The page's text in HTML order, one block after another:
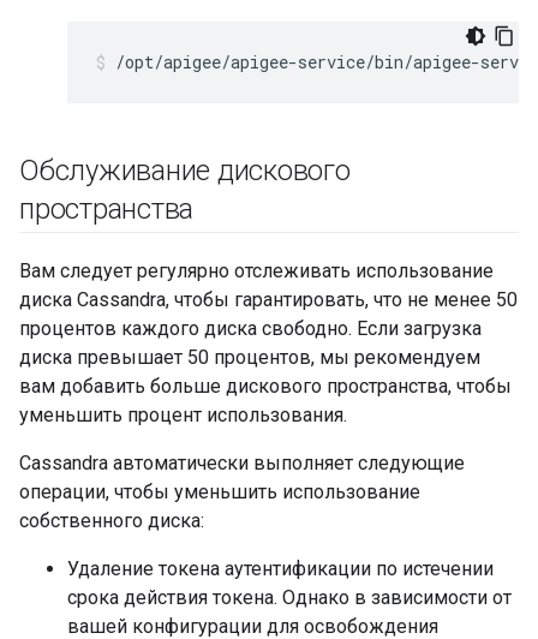
/opt/apigee/apigee-service/bin/apigee-
Обслуживание дискового
пространства
Вам следует регулярно отслеживать использование
диска Cassandra, чтобы гарантировать, что не менее 50
процентов каждого диска свободно. Если загрузка
диска превышает 50 процентов, мы рекомендуем
вам добавить больше дискового пространства, чтобы
уменьшить процент использования.
Cassandra автоматически выполняет следующие
операции, чтобы уменьшить использование
собственного диска:
Удаление токена аутентификации по истечении
срока действия токена. Однако в зависимости от
вашей конфигурации для освобождения